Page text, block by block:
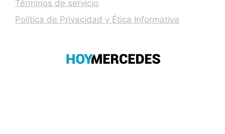
Términos de servicio
Política de Privacidad y Ética Informativa